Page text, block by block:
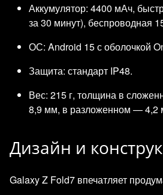
Аккумулятор: 4400 мАч,
за 30 минут), беспроводная
ОС: Android 15 с оболочкой
Защита: стандарт IP48.
Вес: 215 г, толщина в
8,9 мм, в разложенном — 4,2
Дизайн и
Galaxy Z Fold7 впечатляет